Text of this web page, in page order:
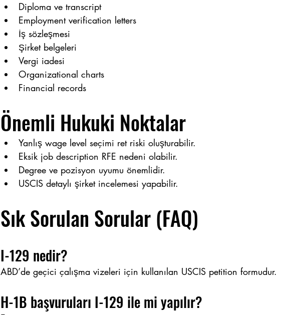
Diploma ve transcript
Employment verification letters
İş sözleşmesi
Şirket belgeleri
Vergi iadesi
Organizational charts
Financial records
Önemli Hukuki Noktalar
Yanlış wage level seçimi ret riski oluşturabilir.
Eksik job description RFE nedeni olabilir.
Degree ve pozisyon uyumu önemlidir.
USCIS detaylı şirket incelemesi yapabilir.
Sık Sorulan Sorular (FAQ)
I-129 nedir?
ABD’de geçici çalışma vizeleri için kullanılan USCIS petition formudur.
H-1B başvuruları I-129 ile mi yapılır?